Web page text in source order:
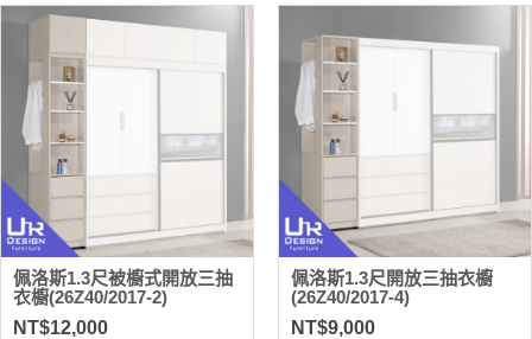
佩洛斯1.3尺被櫥式開放三抽
衣櫥(26Z40/2017-2)
NT$12,000
佩洛斯1.3尺開放三抽衣櫥
(26Z40/2017-4)
NT$9,000